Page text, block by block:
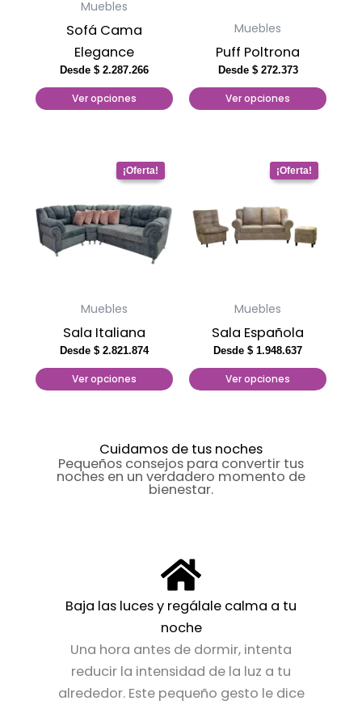
Muebles
Sofá Cama
Elegance
Desde $ 2.287.266
Ver opciones
se
pueden
elegir
en
la
producto
Muebles
Puff Poltrona
Desde $272.373
Ver opciones
pueden
elegir
en
la
producto
Muebles
Sala Italiana
Desde $ 2.821.874
Ver opciones
Este
producto
tiene
múltiples
variantes.
se
pueden
elegir
en
de
producto
Muebles
Sala Española
Desde $ 1.948.637
Ver opciones
Este
producto
tiene
múltiples
variantes.
se
pueden
elegir
en
de
producto
Cuidamos de tus noches
Pequeños consejos para convertir tus
noches en un verdadero momento de
bienestar.
Baja las luces y regálale calma a tu
noche
Una hora antes de dormir, intenta
reducir la intensidad de la luz a tu
alrededor. Este pequeño gesto le dice